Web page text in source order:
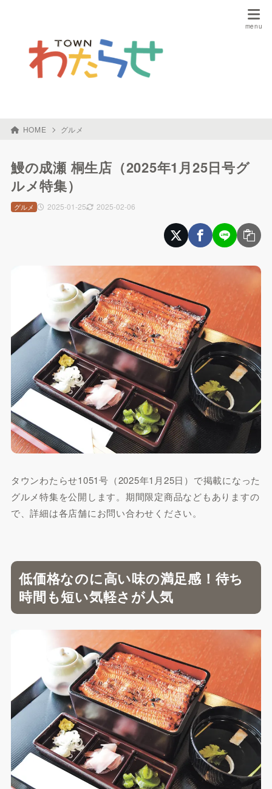
HOME グルメ
鰻の成瀬 桐生店（2025年1月25日号グ
ルメ特集）
2025-01-25 2025-02-06
グルメ
タウンわたらせ1051号（2025年1月25日）で掲載になった
グルメ特集を公開します。期間限定商品などもありますの
で、詳細は各店舗にお問い合わせください。
低価格なのに高い味の満足感！待ち
時間も短い気軽さが人気